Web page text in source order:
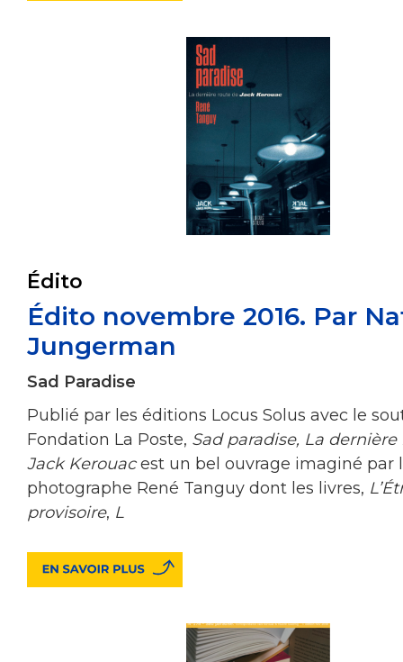
Édito
Édito novembre 2016. Par
Jungerman
Sad Paradise
Publié par les éditions Locus Solus avec le
Fondation La Poste, Sad paradise, La
Jack Kerouacest un bel ouvrage imaginé par
photographe René Tanguy dont les livres,
provisoire, L